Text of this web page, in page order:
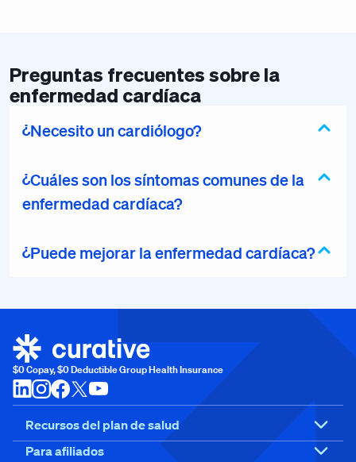
Preguntas frecuentes sobre la
enfermedad cardíaca
¿Necesito un cardiólogo?
¿Cuáles son los síntomas comunes de la
enfermedad cardíaca?
¿Puede mejorar la enfermedad cardíaca?
$0 Copay, $0 Deductible Group Health Insurance
Recursos del plan de salud
Para afiliados